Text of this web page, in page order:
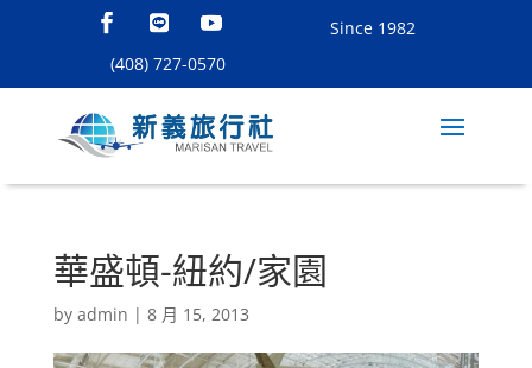
Since 1982
(408) 727-0570
華盛頓-紐約/家園
by admin | 8 月 15, 2013